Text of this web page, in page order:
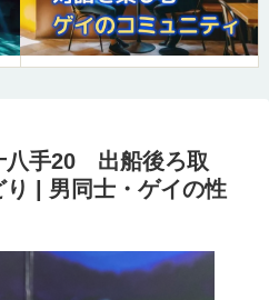
手20 出船後ろ取
| 男同士・ゲイの性